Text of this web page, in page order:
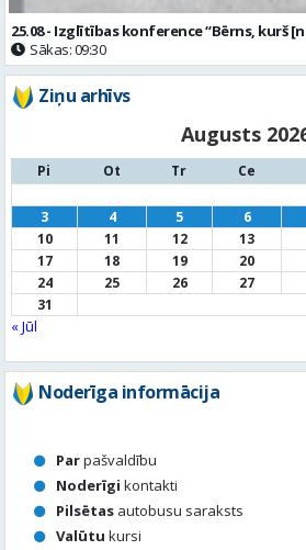
25.08 - Izglītības konference “Bērns, kurš
Sākas: 09:30
Ziņu arhīvs
Augusts
Pi Ot Tr Ce
3
4 5 6
10
11 12 13
17
18 19 20
24
25 26 27
31
« Jūl
Noderīga informācija
Parpašvaldību
Noderīgi kontakti
Pilsētas autobusu saraksts
Valūtu kursi